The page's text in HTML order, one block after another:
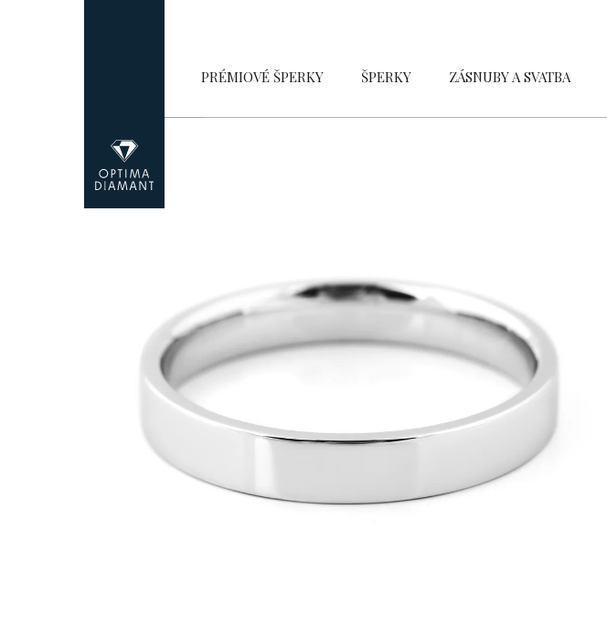
PRÉMIOVÉ ŠPERKY ŠPERKY ZÁSNUBY A SVATBA